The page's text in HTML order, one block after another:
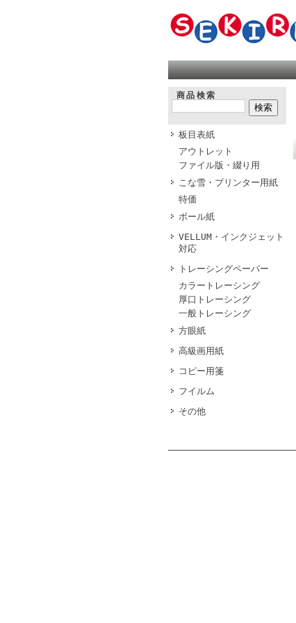
商品検索
板目表紙
アウトレット
ファイル版・綴り用
こな雪・プリンター用紙
特価
ボール紙
VELLUM・インクジェット
対応
トレーシングペーパー
カラートレーシング
厚口トレーシング
一般トレーシング
方眼紙
高級画用紙
コピー用箋
フイルム
その他